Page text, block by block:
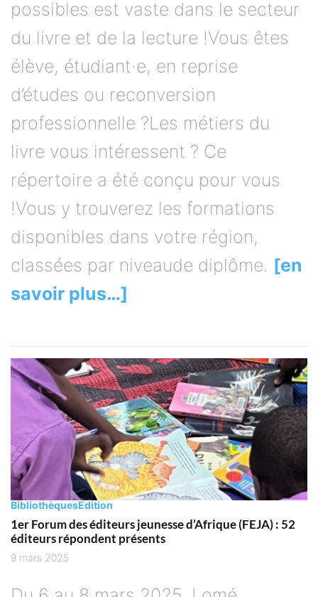
du livre et de la lecture !Vous êtes
élève, étudiant·e, en reprise
d’études ou reconversion
professionnelle ?Les métiers du
livre vous intéressent ? Ce
répertoire a été conçu pour vous
!Vous y trouverez les formations
disponibles dans votre région,
classées par niveaude diplôme.
savoir plus…]
Bibliothèques Edition
1er Forum des éditeurs jeunesse d’Afrique (FEJA) : 52
éditeurs répondent présents
9 mars 2025